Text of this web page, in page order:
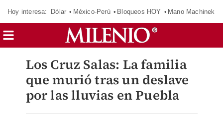
Hoy interesa: Dólar México-Perú Bloqueos HOY Mano Machinek
Los Cruz Salas: La familia
que murió tras un deslave
por las lluvias en Puebla